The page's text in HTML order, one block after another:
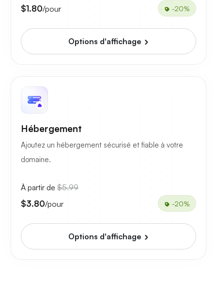
$1.80/pour -20%
Options d'affichage
Hébergement
Ajoutez un hébergement sécurisé et fiable à votre
domaine.
À partir de $5.99
$3.80/pour -20%
Options d'affichage